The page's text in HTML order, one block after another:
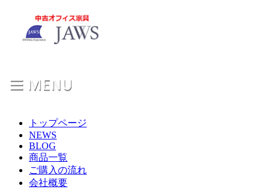
トップページ
NEWS
BLOG
商品一覧
ご購入の流れ
会社概要